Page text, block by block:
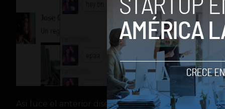
Así luce el anterior diseño: